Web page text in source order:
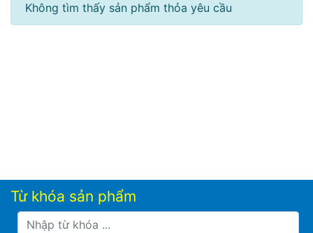
Không tìm thấy sản phẩm thỏa yêu cầu
Từ khóa sản phẩm